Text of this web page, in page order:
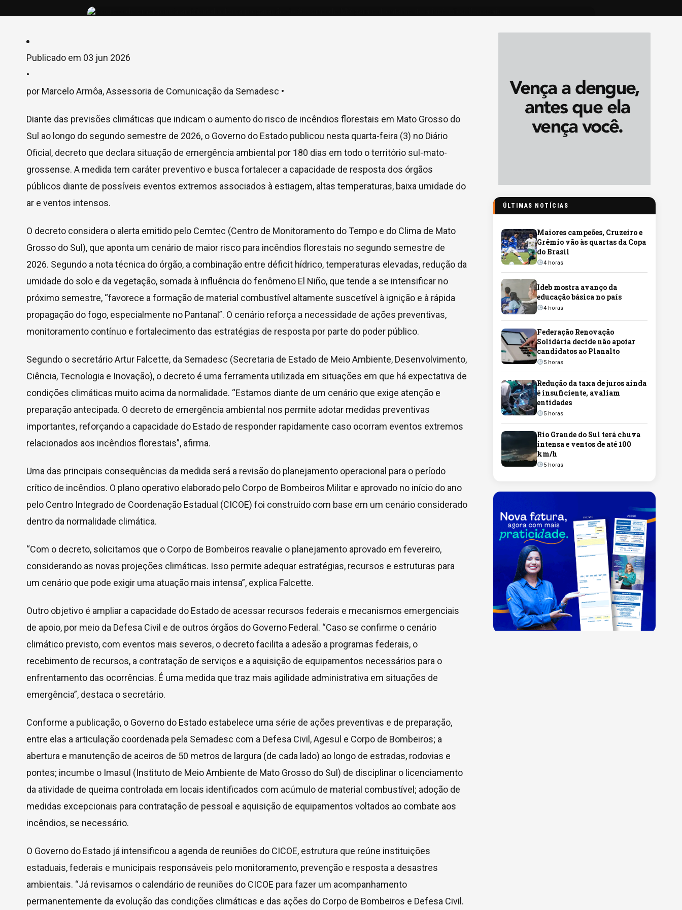
Publicado em 03 jun 2026
•
por Marcelo Armôa, Assessoria de Comunicação da Semadesc •
Diante das previsões climáticas que indicam o aumento do risco de incêndios florestais em Mato Grosso do
Sul ao longo do segundo semestre de 2026, o Governo do Estado publicou nesta quarta-feira (3) no Diário
Oficial, decreto que declara situação de emergência ambiental por 180 dias em todo o território sul-mato-
grossense. A medida tem caráter preventivo e busca fortalecer a capacidade de resposta dos órgãos
públicos diante de possíveis eventos extremos associados à estiagem, altas temperaturas, baixa umidade do
ar e ventos intensos.
O decreto considera o alerta emitido pelo Cemtec (Centro de Monitoramento do Tempo e do Clima de Mato
Grosso do Sul), que aponta um cenário de maior risco para incêndios florestais no segundo semestre de
2026. Segundo a nota técnica do órgão, a combinação entre déficit hídrico, temperaturas elevadas, redução da
umidade do solo e da vegetação, somada à influência do fenômeno El Niño, que tende a se intensificar no
próximo semestre, “favorece a formação de material combustível altamente suscetível à ignição e à rápida
propagação do fogo, especialmente no Pantanal”. O cenário reforça a necessidade de ações preventivas,
monitoramento contínuo e fortalecimento das estratégias de resposta por parte do poder público.
Segundo o secretário Artur Falcette, da Semadesc (Secretaria de Estado de Meio Ambiente, Desenvolvimento,
Ciência, Tecnologia e Inovação), o decreto é uma ferramenta utilizada em situações em que há expectativa de
condições climáticas muito acima da normalidade. “Estamos diante de um cenário que exige atenção e
preparação antecipada. O decreto de emergência ambiental nos permite adotar medidas preventivas
importantes, reforçando a capacidade do Estado de responder rapidamente caso ocorram eventos extremos
relacionados aos incêndios florestais”, afirma.
Uma das principais consequências da medida será a revisão do planejamento operacional para o período
crítico de incêndios. O plano operativo elaborado pelo Corpo de Bombeiros Militar e aprovado no início do ano
pelo Centro Integrado de Coordenação Estadual (CICOE) foi construído com base em um cenário considerado
dentro da normalidade climática.
“Com o decreto, solicitamos que o Corpo de Bombeiros reavalie o planejamento aprovado em fevereiro,
considerando as novas projeções climáticas. Isso permite adequar estratégias, recursos e estruturas para
um cenário que pode exigir uma atuação mais intensa”, explica Falcette.
Outro objetivo é ampliar a capacidade do Estado de acessar recursos federais e mecanismos emergenciais
de apoio, por meio da Defesa Civil e de outros órgãos do Governo Federal. “Caso se confirme o cenário
climático previsto, com eventos mais severos, o decreto facilita a adesão a programas federais, o
recebimento de recursos, a contratação de serviços e a aquisição de equipamentos necessários para o
enfrentamento das ocorrências. É uma medida que traz mais agilidade administrativa em situações de
emergência”, destaca o secretário.
Conforme a publicação, o Governo do Estado estabelece uma série de ações preventivas e de preparação,
entre elas a articulação coordenada pela Semadesc com a Defesa Civil, Agesul e Corpo de Bombeiros; a
abertura e manutenção de aceiros de 50 metros de largura (de cada lado) ao longo de estradas, rodovias e
pontes; incumbe o Imasul (Instituto de Meio Ambiente de Mato Grosso do Sul) de disciplinar o licenciamento
da atividade de queima controlada em locais identificados com acúmulo de material combustível; adoção de
medidas excepcionais para contratação de pessoal e aquisição de equipamentos voltados ao combate aos
incêndios, se necessário.
O Governo do Estado já intensificou a agenda de reuniões do CICOE, estrutura que reúne instituições
estaduais, federais e municipais responsáveis pelo monitoramento, prevenção e resposta a desastres
ambientais. “Já revisamos o calendário de reuniões do CICOE para fazer um acompanhamento
permanentemente da evolução das condições climáticas e das ações do Corpo de Bombeiros e Defesa Civil.
ÚLTIMAS NOTÍCIAS
Maiores campeões, Cruzeiro e
Grêmio vão às quartas da Copa
do Brasil
4 horas
Ideb mostra avanço da
educação básica no país
4 horas
Federação Renovação
Solidária decide não apoiar
candidatos ao Planalto
5 horas
Redução da taxa de juros ainda
é insuficiente, avaliam
entidades
5 horas
Rio Grande do Sul terá chuva
intensa e ventos de até 100
km/h
5 horas